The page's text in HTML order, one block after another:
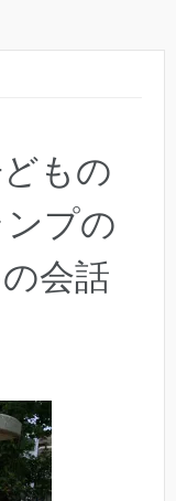
もの
プの
会話